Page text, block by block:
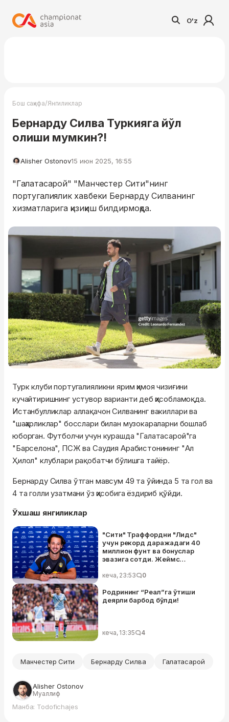
O'z
Бош саҳифа/Янгиликлар
Бернарду Силва Туркияга йўл
олиши мумкин?!
Alisher Ostonov15 июн 2025, 16:55
"Галатасарой" "Манчестер Сити"нинг
португалиялик хавбеки Бернарду Силванинг
хизматларига қизиқиш билдирмоқда.
Турк клуби португалияликни ярим ҳимоя чизиғини
кучайтиришнинг устувор варианти деб ҳисобламоқда.
Истанбулликлар аллақачон Силванинг вакиллари ва
"шаҳарликлар" босслари билан музокараларни бошлаб
юборган. Футболчи учун курашда "Галатасарой"га
"Барселона", ПСЖ ва Саудия Арабистонининг "Ал
Ҳилол" клублари рақобатчи бўлишга тайёр.
Бернарду Силва ўтган мавсум 49 та ўйинда 5 та гол ва
4 та голли узатмани ўз ҳисобига ёздириб қўйди.
Ўхшаш янгиликлар
"Сити" Траффордни "Лидс"
учун рекорд даражадаги 40
миллион фунт ва бонуслар
эвазига сотди. Жеймс
дарвозабонига айланди
кеча, 23:53 0
Родрининг “Реал”га ўтиши
деярли барбод бўлди!
кеча, 13:35 4
Манчестер Сити Бернарду Силва Галатасарой
Alisher Ostonov
Муаллиф
Манба: Todofichajes